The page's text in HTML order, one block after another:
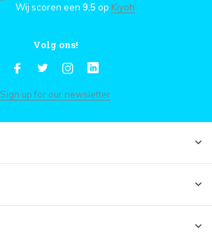
Wij scoren een 9,5 op Kiyoh
Volg ons!
Sign up for our newsletter